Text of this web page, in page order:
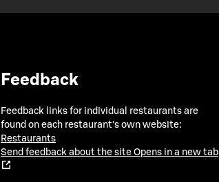
Feedback
Feedback links for individual restaurants are
found on each restaurant's own website:
Restaurants
Send feedback about the site Opens in a new tab